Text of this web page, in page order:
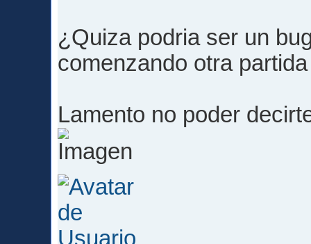
¿Quiza podria ser un
comenzando otra
Lamento no poder